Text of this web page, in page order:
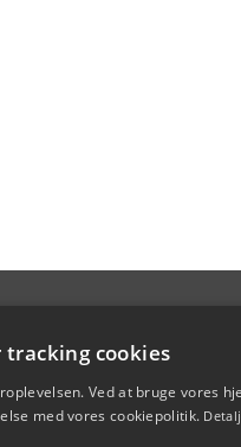
cookies
Ved at bruge vores
med vores cookiepolitik.